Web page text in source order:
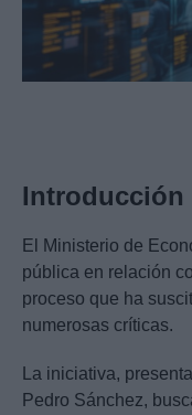
Introducción
El Ministerio de
pública en relación
proceso que ha
numerosas críticas.
La iniciativa,
Pedro Sánchez,